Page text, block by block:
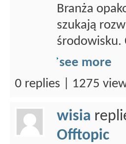
Branża
szukają
środowisku.
see more
0 replies | 1275
wisia
Offtopic